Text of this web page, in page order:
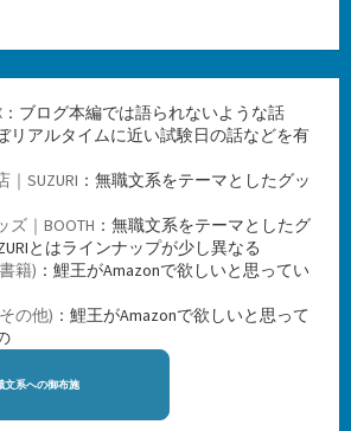
：ブログ本編では語られないような話
リアルタイムに近い試験日の話などを有
SUZURI ：無職文系をテーマとしたグッ
｜BOOTH ：無職文系をテーマとしたグ
とはラインナップが少し異なる
籍) ：鯉王がAmazonで欲しいと思ってい
の他) ：鯉王がAmazonで欲しいと思って